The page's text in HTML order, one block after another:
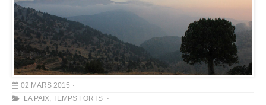
02 MARS 2015
LA PAIX, TEMPS FORTS